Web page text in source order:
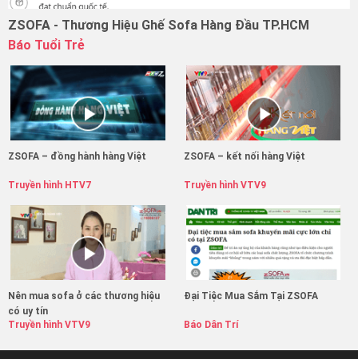
ZSOFA - Thương Hiệu Ghế Sofa Hàng Đầu TP.HCM
Báo Tuổi Trẻ
ZSOFA – đồng hành hàng Việt
Truyền hình HTV7
ZSOFA – kết nối hàng Việt
Truyền hình VTV9
Nên mua sofa ở các thương hiệu
có uy tín
Truyền hình VTV9
Đại Tiệc Mua Sắm Tại ZSOFA
Báo Dân Trí